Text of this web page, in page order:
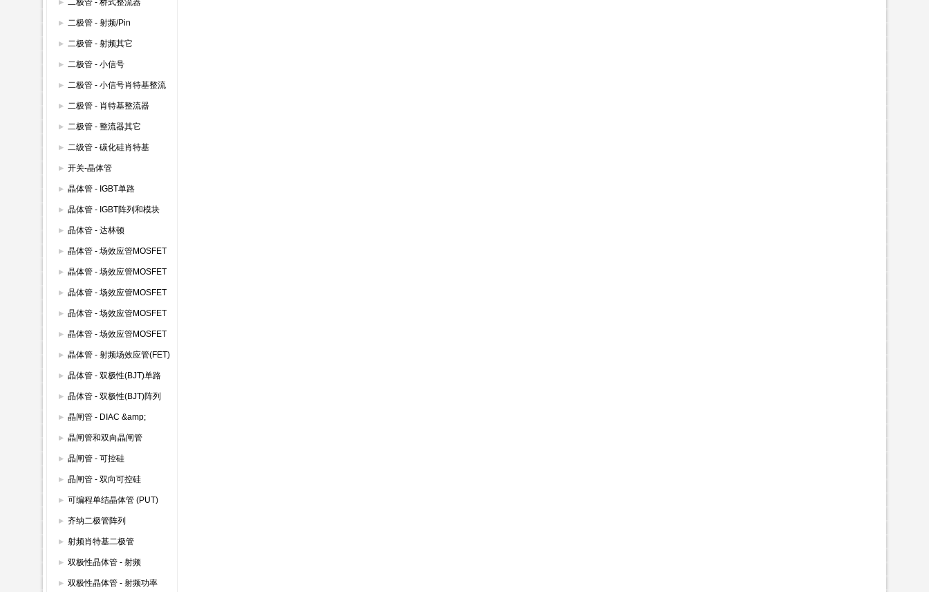
二极管 - 桥式整流器
二极管 - 射频/Pin
二极管 - 射频其它
二极管 - 小信号
二极管 - 小信号肖特基整流
器
二极管 - 肖特基整流器
二极管 - 整流器其它
二级管 - 碳化硅肖特基
开关-晶体管
晶体管 - IGBT单路
晶体管 - IGBT阵列和模块
晶体管 - 达林顿
晶体管 - 场效应管MOSFET
(600V以上)
晶体管 - 场效应管MOSFET
(600V以下)
晶体管 - 场效应管MOSFET
模块
晶体管 - 场效应管MOSFET
其它
晶体管 - 场效应管MOSFET
双路
晶体管 - 射频场效应管(FET)
晶体管 - 双极性(BJT)单路
晶体管 - 双极性(BJT)阵列
晶闸管 - DIAC &amp;
SIDAC
晶闸管和双向晶闸管
晶闸管 - 可控硅
晶闸管 - 双向可控硅
(TRIAC)
可编程单结晶体管 (PUT)
齐纳二极管阵列
射频肖特基二极管
双极性晶体管 - 射频
双极性晶体管 - 射频功率